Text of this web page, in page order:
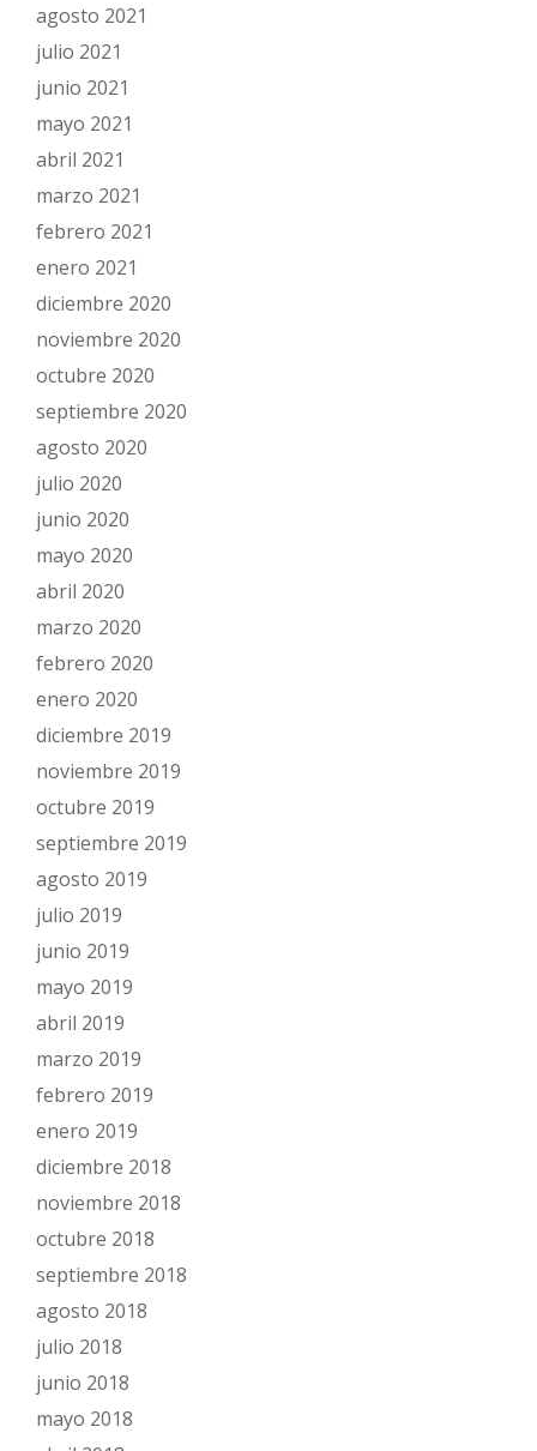
agosto 2021
julio 2021
junio 2021
mayo 2021
abril 2021
marzo 2021
febrero 2021
enero 2021
diciembre 2020
noviembre 2020
octubre 2020
septiembre 2020
agosto 2020
julio 2020
junio 2020
mayo 2020
abril 2020
marzo 2020
febrero 2020
enero 2020
diciembre 2019
noviembre 2019
octubre 2019
septiembre 2019
agosto 2019
julio 2019
junio 2019
mayo 2019
abril 2019
marzo 2019
febrero 2019
enero 2019
diciembre 2018
noviembre 2018
octubre 2018
septiembre 2018
agosto 2018
julio 2018
junio 2018
mayo 2018